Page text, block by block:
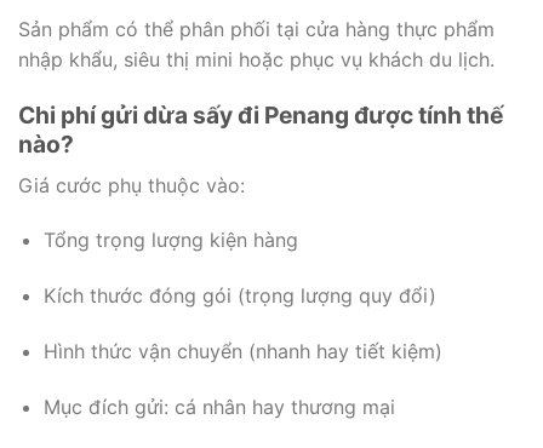
Sản phẩm có thể phân phối tại cửa hàng thực phẩm
nhập khẩu, siêu thị mini hoặc phục vụ khách du lịch.
Chi phí gửi dừa sấy đi Penang được tính thế
nào?
Giá cước phụ thuộc vào:
Tổng trọng lượng kiện hàng
Kích thước đóng gói (trọng lượng quy đổi)
Hình thức vận chuyển (nhanh hay tiết kiệm)
Mục đích gửi: cá nhân hay thương mại